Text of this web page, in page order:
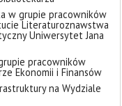
w grupie pracowników
Literaturoznawstwa
Uniwersytet Jana
pracowników
Ekonomii i Finansów
na Wydziale